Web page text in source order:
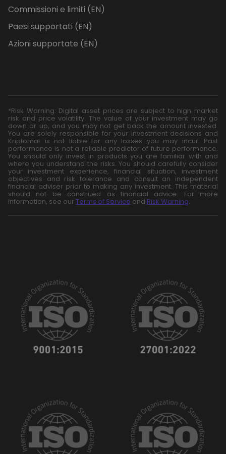
Commissioni e limiti (EN)
Paesi supportati (EN)
Azioni supportate (EN)
*Risk Warning: Digital asset prices are subject to high market
risk and price volatility. The value of your investment may go
down or up, and you may not get back the amount invested.
You are solely responsible for your investment decisions and
Kriptomat is not liable for any losses you may incur. Past
performance is not a reliable predictor of future performance.
You should only invest in products you are familiar with and
where you understand the risks. You should carefully consider
your investment experience, financial situation, investment
objectives and risk tolerance and consult an independent
financial adviser prior to making any investment. This material
should not be construed as financial advice. For more
information, see our Terms of Service and Risk Warning.